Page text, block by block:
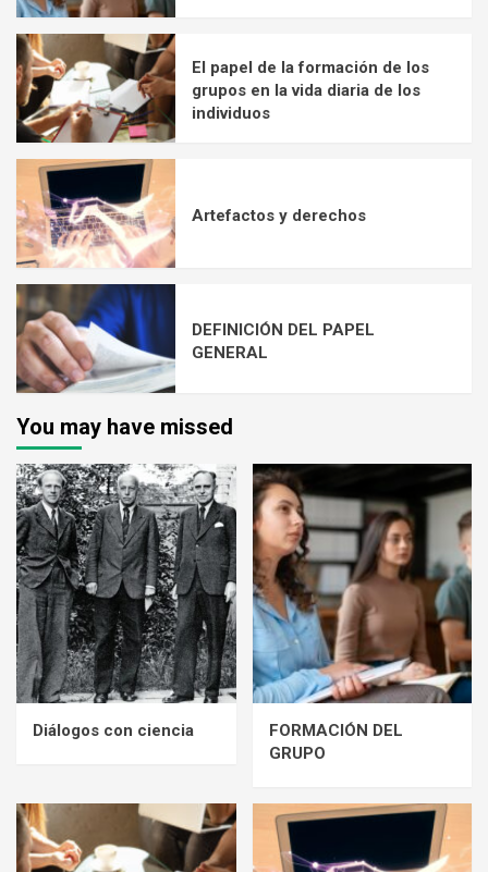
El papel de la formación de los
grupos en la vida diaria de los
individuos
Artefactos y derechos
DEFINICIÓN DEL PAPEL
GENERAL
You may have missed
Diálogos con ciencia
FORMACIÓN DEL
GRUPO